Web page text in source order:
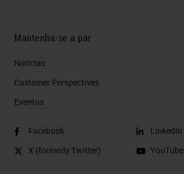
Mantenha-se a par
Notícias
Customer Perspectives​
Eventos
Facebook
X (formerly Twitter)
LinkedIn
YouTube